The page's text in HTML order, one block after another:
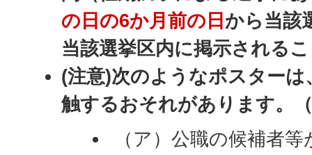
の日の6か月前の日 から当該
当該選挙区内に掲示される
(注意)次のようなポスターは
触するおそれがあります。
（ア）公職の候補者